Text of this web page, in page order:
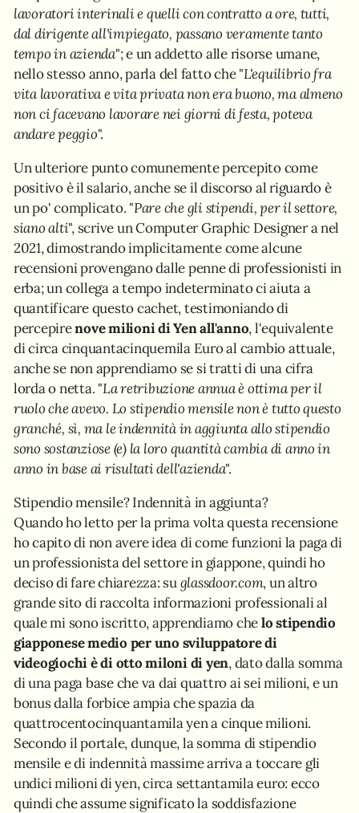
lavoratori interinali e quelli con contratto a ore, tutti,
dal dirigente all'impiegato, passano veramente tanto
tempo in azienda"; e un addetto alle risorse umane,
nello stesso anno, parla del fatto che "L'equilibrio fra
vita lavorativa e vita privata non era buono, ma almeno
non ci facevano lavorare nei giorni di festa, poteva
andare peggio".
Un ulteriore punto comunemente percepito come
positivo è il salario, anche se il discorso al riguardo è
un po' complicato. "Pare che gli stipendi, per il settore,
siano alti", scrive un Computer Graphic Designer a nel
2021, dimostrando implicitamente come alcune
recensioni provengano dalle penne di professionisti in
erba; un collega a tempo indeterminato ci aiuta a
quantificare questo cachet, testimoniando di
percepirenove milioni di Yen all'anno, l'equivalente
di circa cinquantacinquemila Euro al cambio attuale,
anche se non apprendiamo se si tratti di una cifra
lorda o netta. "La retribuzione annua è ottima per il
ruolo che avevo. Lo stipendio mensile non è tutto questo
granché, sì, ma le indennità in aggiunta allo stipendio
sono sostanziose (e) la loro quantità cambia di anno in
anno in base ai risultati dell'azienda".
Stipendio mensile? Indennità in aggiunta?
Quando ho letto per la prima volta questa recensione
ho capito di non avere idea di come funzioni la paga di
un professionista del settore in giappone, quindi ho
deciso di fare chiarezza: suglassdoor.com, un altro
grande sito di raccolta informazioni professionali al
quale mi sono iscritto, apprendiamo chelo stipendio
giapponese medio per uno sviluppatore di
videogiochi è di otto miloni di yen, dato dalla somma
di una paga base che va dai quattro ai sei milioni, e un
bonus dalla forbice ampia che spazia da
quattrocentocinquantamila yen a cinque milioni.
Secondo il portale, dunque, la somma di stipendio
mensile e di indennità massime arriva a toccare gli
undici milioni di yen, circa settantamila euro: ecco
quindi che assume significato la soddisfazione